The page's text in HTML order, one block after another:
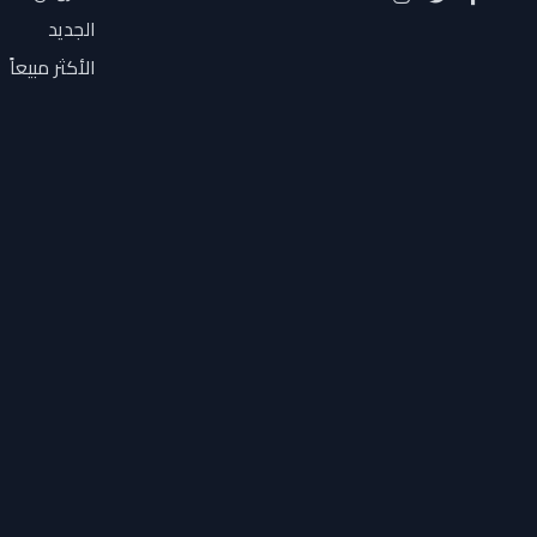
الجديد
الأكثر مبيعاً